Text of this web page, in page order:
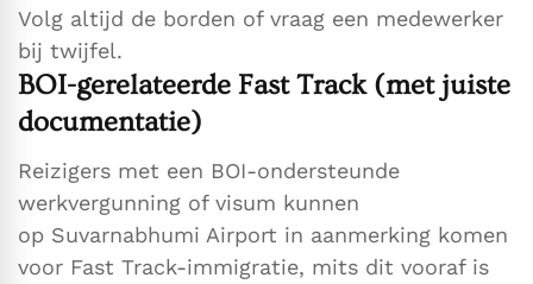
Volg altijd de borden of vraag een medewerker
bij twijfel.
BOI-gerelateerde Fast Track (met juiste
documentatie)
Reizigers met een BOI-ondersteunde
werkvergunning of visum kunnen
op Suvarnabhumi Airport in aanmerking komen
voor Fast Track-immigratie, mits dit vooraf is